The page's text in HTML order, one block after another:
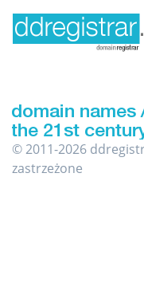
© 2011-2026
zastrzeżone